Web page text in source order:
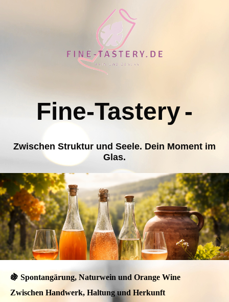
Fine-Tastery-
Zwischen Struktur und Seele. Dein Moment im
Glas.
🍇 Spontangärung, Naturwein und Orange Wine
Zwischen Handwerk, Haltung und Herkunft